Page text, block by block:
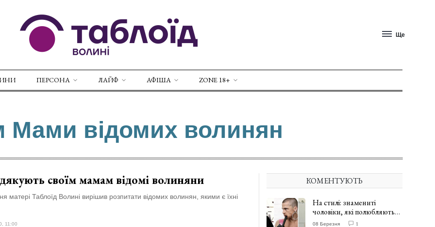
Ще
ПЕРСОНА ЛАЙФ АФІША ZONE 18+
Мами відомих волинян
своїм мамам відомі волиняни
матері Таблоїд Волині вирішив розпитати відомих волинян, якими є їхні
11:00
КОМЕНТУЮТЬ
На стилі: знамениті
чоловіки, які полюбляють
одягати сукні. ФОТО
08 Березня 1